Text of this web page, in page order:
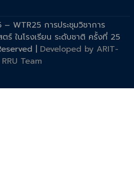
WTR25 การประชุมวิชาการ
ในโรงเรียน ระดับชาติ ครั้งที่ 25
| Developed by ARIT-
RRU Team